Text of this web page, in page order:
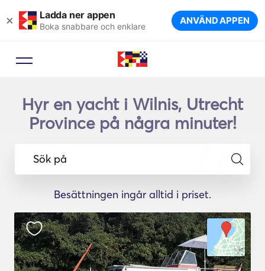
× Ladda ner appen
Boka snabbare och enklare ANVÄND APPEN
Hyr en yacht i Wilnis, Utrecht
Province på några minuter!
Sök på
Besättningen ingår alltid i priset.